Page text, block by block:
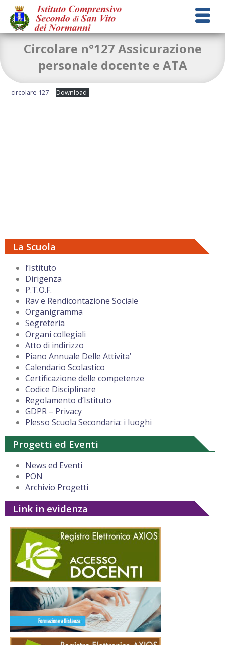
La Scuola
l’Istituto
Dirigenza
P.T.O.F.
Rav e Rendicontazione Sociale
Organigramma
Segreteria
Organi collegiali
Atto di indirizzo
Piano Annuale Delle Attivita’
Calendario Scolastico
Certificazione delle competenze
Codice Disciplinare
Regolamento d’Istituto
GDPR – Privacy
Plesso Scuola Secondaria: i luoghi
Progetti ed Eventi
News ed Eventi
PON
Archivio Progetti
Link in evidenza
Circolare n°127 Assicurazione
personale docente e ATA
circolare 127 Download